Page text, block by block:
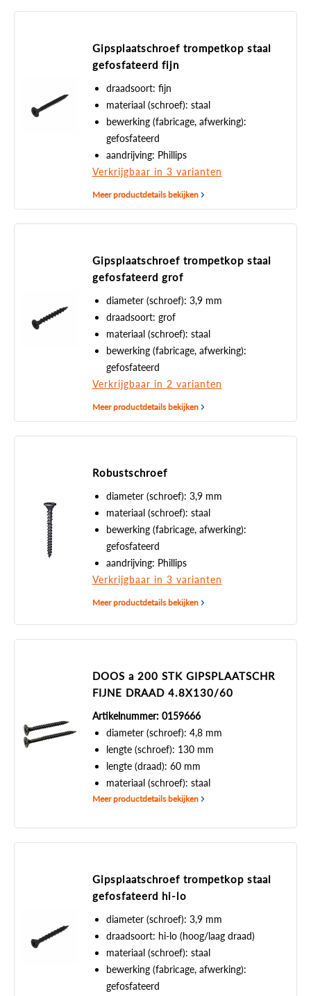
Gipsplaatschroef trompetkop staal
gefosfateerd fijn
draadsoort: fijn
materiaal (schroef): staal
bewerking (fabricage, afwerking):
gefosfateerd
aandrijving: Phillips
Verkrijgbaar in 3 varianten
Meer productdetails bekijken
Gipsplaatschroef trompetkop staal
gefosfateerd grof
diameter (schroef): 3,9 mm
draadsoort: grof
materiaal (schroef): staal
bewerking (fabricage, afwerking):
gefosfateerd
Verkrijgbaar in 2 varianten
Meer productdetails bekijken
Robustschroef
diameter (schroef): 3,9 mm
materiaal (schroef): staal
bewerking (fabricage, afwerking):
gefosfateerd
aandrijving: Phillips
Verkrijgbaar in 3 varianten
Meer productdetails bekijken
DOOS a 200 STK GIPSPLAATSCHR
FIJNE DRAAD 4.8X130/60
Artikelnummer: 0159666
diameter (schroef): 4,8 mm
lengte (schroef): 130 mm
lengte (draad): 60 mm
materiaal (schroef): staal
Meer productdetails bekijken
Gipsplaatschroef trompetkop staal
gefosfateerd hi-lo
diameter (schroef): 3,9 mm
draadsoort: hi-lo (hoog/laag draad)
materiaal (schroef): staal
bewerking (fabricage, afwerking):
gefosfateerd